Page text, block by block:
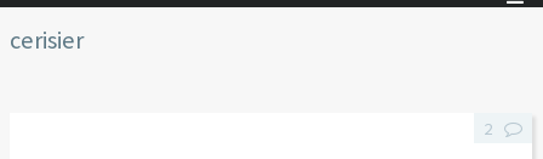
cerisier
2